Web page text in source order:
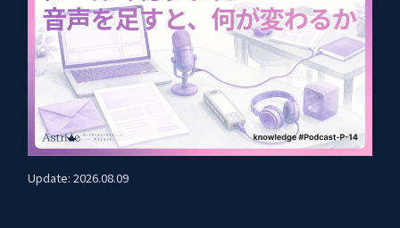
Update: 2026.08.09